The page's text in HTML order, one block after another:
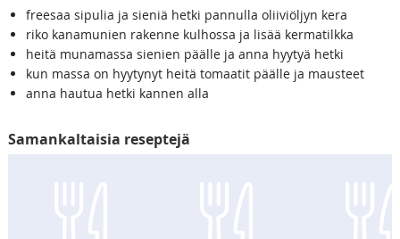
freesaa sipulia ja sieniä hetki pannulla oliiviöljyn kera
riko kanamunien rakenne kulhossa ja lisää kermatilkka
heitä munamassa sienien päälle ja anna hyytyä hetki
kun massa on hyytynyt heitä tomaatit päälle ja mausteet
anna hautua hetki kannen alla
Samankaltaisia reseptejä